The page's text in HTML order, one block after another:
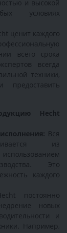
и высокой
условиях
ценит каждого
всего срока
всегда
техники,
Hecht
Вся
из
Это
каждого
постоянно
новых
и
Например,